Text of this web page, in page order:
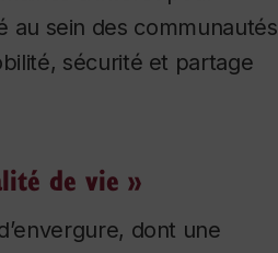
au sein des communautés
sécurité et partage
de vie »
dont une